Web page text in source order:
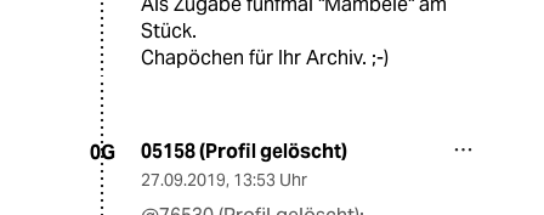
Stück.
Chapöchen für Ihr Archiv. ;-)
0G 05158 (Profil gelöscht)
27.09.2019, 13:53 Uhr